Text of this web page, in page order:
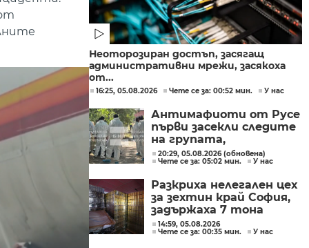
Неоторозиран достъп, засягащ
административни мрежи, засякоха
от...
16:25, 05.08.2026 Чете се за: 00:52 мин. У нас
Антимафиоти от Русе
първи засекли следите
на групата,
произвеждала
фентанил в София
20:29, 05.08.2026 (обновена)
Чете се за: 05:02 мин.
У нас
Разкриха нелегален цех
за зехтин край София,
задържаха 7 тона
продукт без марка
14:59, 05.08.2026
Чете се за: 00:35 мин.
У нас